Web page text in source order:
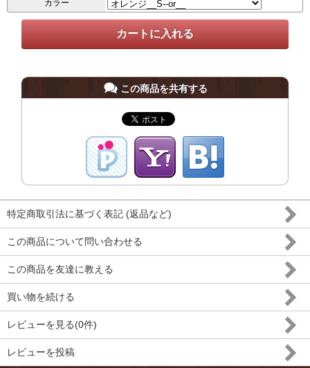
カラー
この商品を共有する
特定商取引法に基づく表記 (返品など)
この商品について問い合わせる
この商品を友達に教える
買い物を続ける
レビューを見る(0件)
レビューを投稿